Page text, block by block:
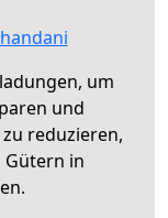
um
und
reduzieren,
in